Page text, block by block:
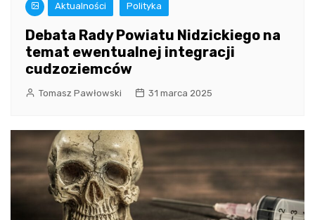
Aktualności Polityka
Debata Rady Powiatu Nidzickiego na
temat ewentualnej integracji
cudzoziemców
Tomasz Pawłowski 31 marca 2025